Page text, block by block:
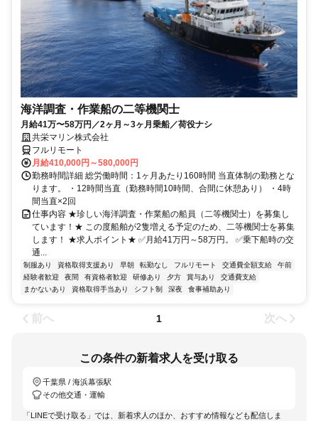
海洋調査・作業船の二等機関士
月給41万〜58万円／2ヶ月～3ヶ月乗船／荷役ナシ
共栄マリン株式会社
フルリモート
月給410,000円～580,000円
勤務時間詳細 総労働時間：1ヶ月あたり160時間 当直体制の勤務とな
ります。 ・12時間当直（勤務時間10時間、合間に休憩あり） ・4時
間当直×2回
仕事内容 ★珍しい海洋調査・作業船の船員（二等機関士）を募集し
ています！★ この度船舶が2隻増える予定のため、二等機関士を募集
します！ ★求人ポイント★ ✅月給41万円～58万円。 ✅乗下船時の交
通...
制服あり 資格取得支援あり 早朝 転勤なし フルリモート 交通費全額支給
午前
経験者歓迎
夜間 有資格者歓迎 研修あり 夕方 賞与あり
交通費支給
まかないあり
資格取得手当あり シフト制 深夜 食事補助あり
前へ 1 次へ
この条件の新着求人を受け取る
千葉県 / 海浜幕張駅
その他交通・運輸
「LINEで受け取る」では、新着求人のほか、おすすめ情報なども配信しま